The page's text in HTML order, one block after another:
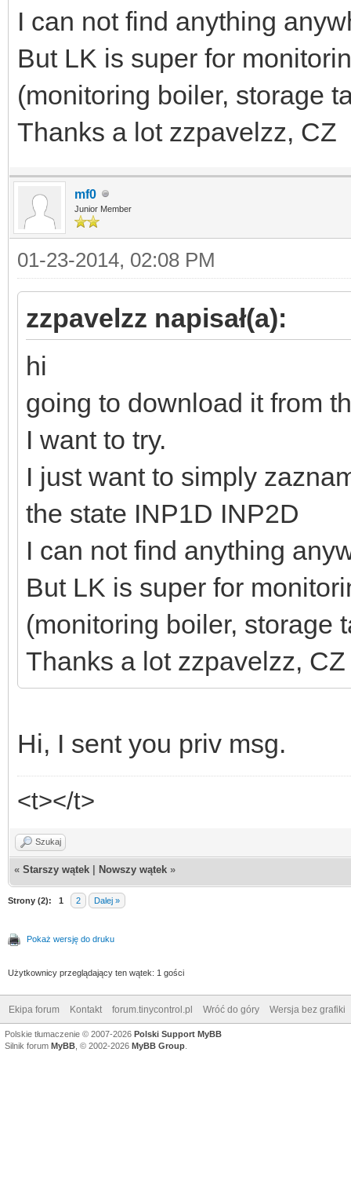
I can not find anything
But LK is super for
(monitoring boiler, storage
Thanks a lot zzpavelzz, CZ
mf0
Junior Member
01-23-2014, 02:08 PM
zzpavelzz napisał(a):
hi
going to download it from
I want to try.
I just want to simply
the state INP1D INP2D
I can not find anything
But LK is super for
(monitoring boiler, storage
Thanks a lot zzpavelzz, CZ
Hi, I sent you priv msg.
<t></t>
Szukaj
« Starszy wątek Nowszy wątek »
Strony (2): 1 2 Dalej »
Pokaż wersję do druku
Użytkownicy przeglądający ten wątek: 1 gości
Ekipa forum Kontakt forum.tinycontrol.pl Wróć do góry Wersja bez grafiki
Polskie tłumaczenie © 2007-2026 Polski Support MyBB
Silnik forum MyBB , © 2002-2026 MyBB Group